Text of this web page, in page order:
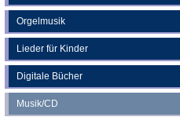
Orgelmusik
Lieder für Kinder
Digitale Bücher
Musik/CD